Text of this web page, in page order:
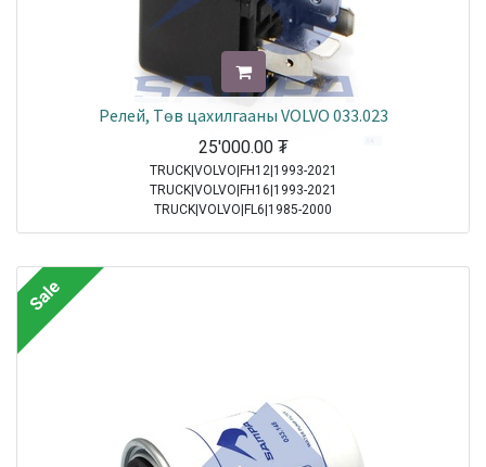
Релей, Төв цахилгааны VOLVO 033.023
25'000.00₮
TRUCK|VOLVO|FH12|1993-2021
TRUCK|VOLVO|FH16|1993-2021
TRUCK|VOLVO|FL6|1985-2000
TRUCK|VOLVO|FM10|1998-2001
TRUCK|VOLVO|FM7|1998-2001
Sale